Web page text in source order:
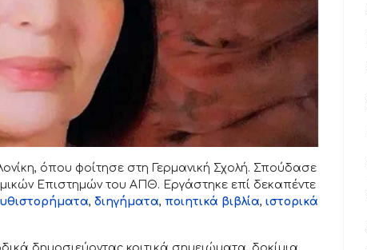
όπου φοίτησε στη Γερμανική Σχολή. Σπούδασε
Επιστημών του ΑΠΘ. Εργάστηκε επί δεκαπέντε
, διηγήματα, ποιητικά βιβλία, ιστορικά